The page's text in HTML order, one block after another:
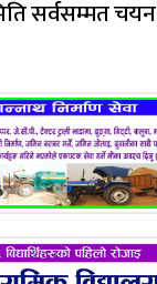
सर्वसम्मत चयन